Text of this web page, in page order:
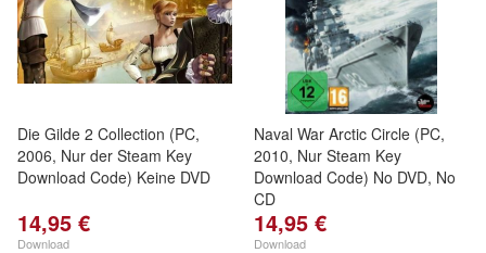
Die Gilde 2 Collection (PC,
2006, Nur der Steam Key
Download Code) Keine DVD
14,95 €
Download
Naval War Arctic Circle (PC,
2010, Nur Steam Key
Download Code) No DVD, No
CD
14,95 €
Download